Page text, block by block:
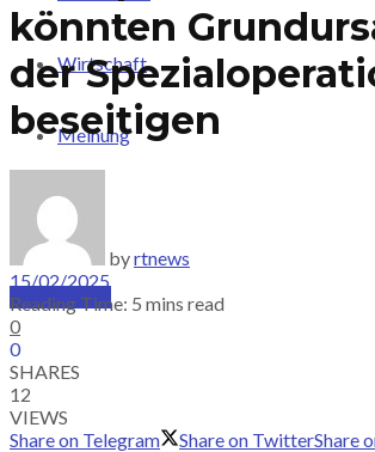
Wirtschaft
Meinung
PRICING
SUBSCRIBE
könnten
der
beseitigen
byrtnews
15/02/2025
Reading Time: 5 mins read
0
0
SHARES
12
VIEWS
Share on Telegram
Share on TwitterShare